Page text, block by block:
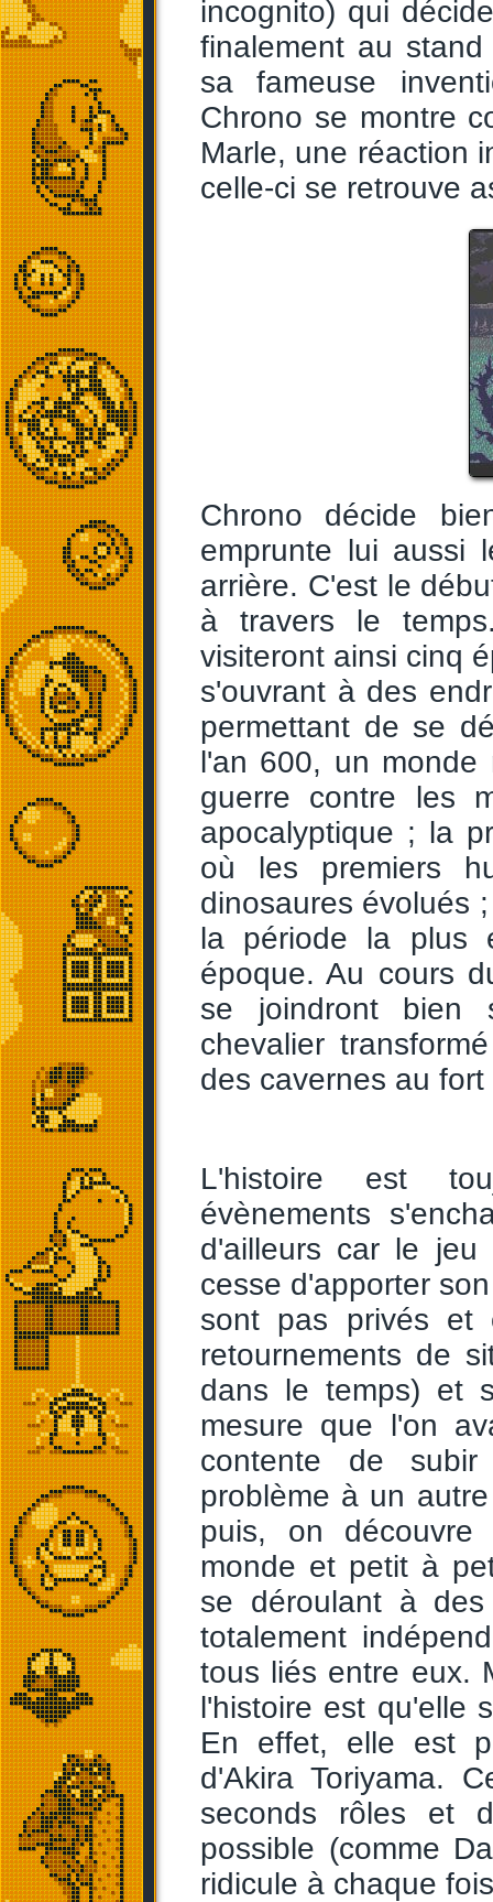
incognito) qui
finalement au
sa fameuse
Chrono se montre
Marle, une réaction
celle-ci se retrouve
Chrono décide
emprunte lui aussi
arrière. C'est le
à travers le
visiteront ainsi cinq
s'ouvrant à des
permettant de se
l'an 600, un monde
guerre contre les
apocalyptique ; la
où les premiers
dinosaures évolués
la période la plus
époque. Au cours
se joindront
chevalier
des cavernes au
L'histoire est
évènements
d'ailleurs car le
cesse d'apporter
sont pas privés
retournements de
dans le temps) et
mesure que l'on
contente de
problème à un
puis, on
monde et petit à
se déroulant à
totalement
tous liés entre eux.
l'histoire est qu'elle
En effet, elle est
d'Akira Toriyama.
seconds rôles et
possible (comme
ridicule à chaque